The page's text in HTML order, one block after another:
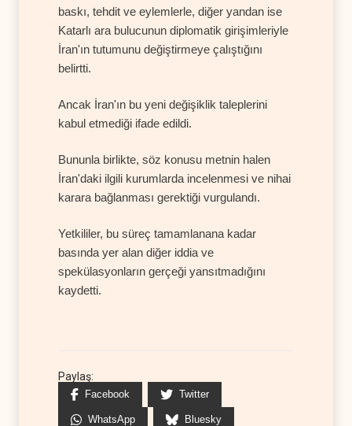
baskı, tehdit ve eylemlerle, diğer yandan ise
Katarlı ara bulucunun diplomatik girişimleriyle
İran'ın tutumunu değiştirmeye çalıştığını
belirtti.
Ancak İran'ın bu yeni değişiklik taleplerini
kabul etmediği ifade edildi.
Bununla birlikte, söz konusu metnin halen
İran'daki ilgili kurumlarda incelenmesi ve nihai
karara bağlanması gerektiği vurgulandı.
Yetkililer, bu süreç tamamlanana kadar
basında yer alan diğer iddia ve
spekülasyonların gerçeği yansıtmadığını
kaydetti.
Paylaş:
Facebook Twitter
WhatsApp Bluesky